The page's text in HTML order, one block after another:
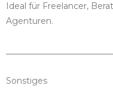
Ideal für Freelancer,
Agenturen.
Sonstiges